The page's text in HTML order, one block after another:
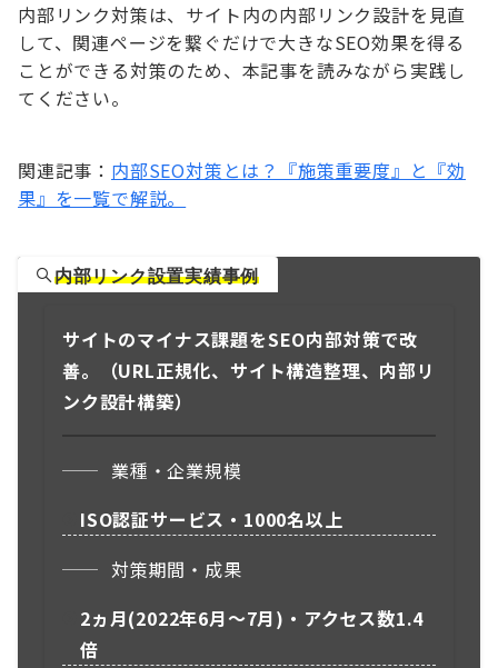
内部リンク対策は、サイト内の内部リンク設計を見直
して、関連ページを繋ぐだけで大きなSEO効果を得る
ことができる対策のため、本記事を読みながら実践し
てください。
関連記事： 内部SEO対策とは？『施策重要度』と『効
果』を一覧で解説。
内部リンク設置実績事例
サイトのマイナス課題をSEO内部対策で改
善。
（URL正規化、サイト構造整理、内部リ
ンク設計構築）
業種・企業規模
ISO認証サービス・1000名以上
対策期間・成果
2ヵ月(2022年6月〜7月) ・アクセス数1.4
倍